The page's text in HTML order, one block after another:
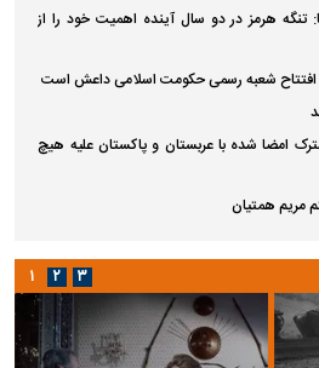
تنگه هرمز در دو سال آینده اهمیت خود را از
افتتاح شعبه رسمی حکومت اسلامی داعش است
امضا شده با عربستان و پاکستان علیه هیچ
مریم همتیان
۱ ۲ ۳